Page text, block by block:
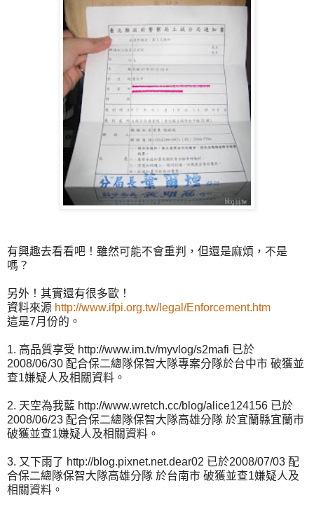
有興趣去看看吧！雖然可能不會重判，但還是麻煩，不是
嗎？
另外！其實還有很多歐！
資料來源 http://www.ifpi.org.tw/legal/Enforcement.htm
這是7月份的。
1. 高品質享受 http://www.im.tv/myvlog/s2mafi 已於
2008/06/30 配合保二總隊保智大隊專案分隊於台中市 破獲並
查1嫌疑人及相關資料。
2. 天空為我藍 http://www.wretch.cc/blog/alice124156 已於
2008/06/23 配合保二總隊保智大隊高雄分隊 於宜蘭縣宜蘭市
破獲並查1嫌疑人及相關資料。
3. 又下雨了 http://blog.pixnet.net.dear02 已於2008/07/03 配
合保二總隊保智大隊高雄分隊 於台南市 破獲並查1嫌疑人及
相關資料。